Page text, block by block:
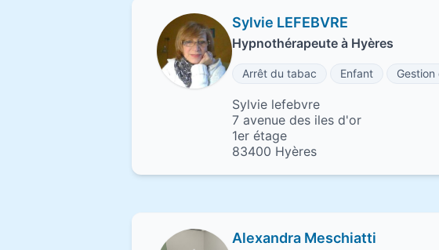
Sylvie LEFEBVRE
Hypnothérapeute à Hyères
Arrêt du tabac Enfant
Sylvie lefebvre
7 avenue des iles d'or
1er étage
83400 Hyères
Alexandra Meschiatti